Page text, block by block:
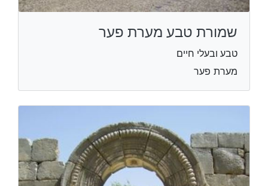
שמורת טבע מערת פער
טבע ובעלי חיים
מערת פער